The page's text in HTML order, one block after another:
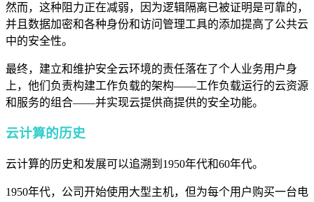
然而，这种阻力正在减弱，因为逻辑隔离已被证明是可靠的，
并且数据加密和各种身份和访问管理工具的添加提高了公共云
中的安全性。
最终，建立和维护安全云环境的责任落在了个人业务用户身
上，他们负责构建工作负载的架构——工作负载运行的云资源
和服务的组合——并实现云提供商提供的安全功能。
云计算的历史
云计算的历史和发展可以追溯到1950年代和60年代。
1950年代，公司开始使用大型主机，但为每个用户购买一台电